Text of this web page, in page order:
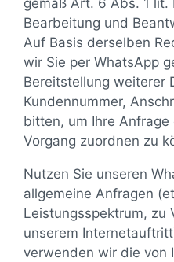
gemäß Art. 6 Abs. 1 lit.
Bearbeitung und
Auf Basis derselben
wir Sie per WhatsApp
Bereitstellung weiterer
Kundennummer,
bitten, um Ihre
Vorgang zuordnen zu
Nutzen Sie unseren
allgemeine Anfragen
Leistungsspektrum, zu
unserem
verwenden wir die von